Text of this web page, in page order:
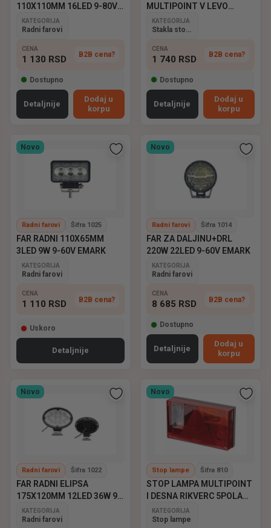
110X110MM 16LED 9-80V
EMARK
KATEGORIJA
Radni farovi
CENA
1 130 RSD B2B cena?
Dostupno
Detaljnije
Dodaj u
korpu
MULTIPOINT V LEVO
ASPOCK
KATEGORIJA
CENA
1 740 RSD B2B cena?
Dostupno
Detaljnije
Dodaj u
korpu
Novo
Radni farovi Šifra 1025
FAR RADNI 110X65MM
3LED 9W 9-60V EMARK
KATEGORIJA
Radni farovi
CENA
1 110 RSD B2B cena?
Uskoro
Detaljnije
Novo
Radni farovi Šifra 1014
FAR ZA DALJINU+DRL
220W 22LED 9-60V EMARK
KATEGORIJA
Radni farovi
CENA
8 685 RSD B2B cena?
Dostupno
Detaljnije
Dodaj u
korpu
Novo
Radni farovi Šifra 1022
FAR RADNI ELIPSA
175X120MM 12LED 36W 9-
60V EMARK
KATEGORIJA
Radni farovi
Novo
Stop lampe Šifra 810
STOP LAMPA MULTIPOINT
I DESNA RIKVERC 5POLA
ASPOCK
KATEGORIJA
Stop lampe